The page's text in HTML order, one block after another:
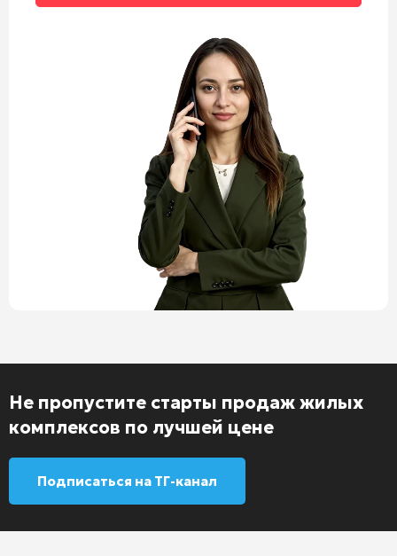
Не пропустите старты продаж жилых
комплексов по лучшей цене
Подписаться на ТГ-канал